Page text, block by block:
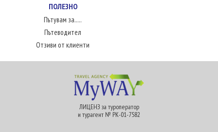
ПОЛЕЗНО
Пътувам за.....
Пътеводител
Отзиви от клиенти
ЛИЦЕНЗ за туроператор
и турагент № РК-01-7582